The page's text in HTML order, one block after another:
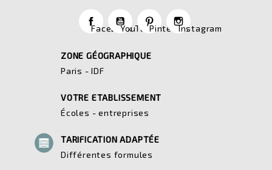
FacebookYouTubePinterestInstagram
ZONE GÉOGRAPHIQUE
Paris - IDF
VOTRE ETABLISSEMENT
Écoles - entreprises
TARIFICATION ADAPTÉE
Différentes formules